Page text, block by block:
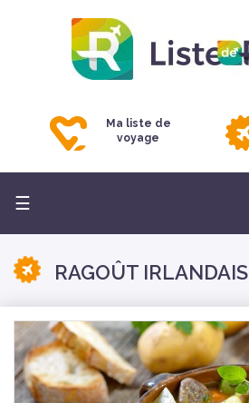
Ma liste de
voyage
Basculer
navigation
☰
RAGOÛT IRLANDAIS